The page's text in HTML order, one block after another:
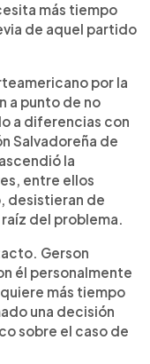
más tiempo
de aquel partido
por la
a punto de no
a diferencias con
Salvadoreña de
la
entre ellos
desistieran de
del problema.
Gerson
él personalmente
más tiempo
una decisión
sobre el caso de